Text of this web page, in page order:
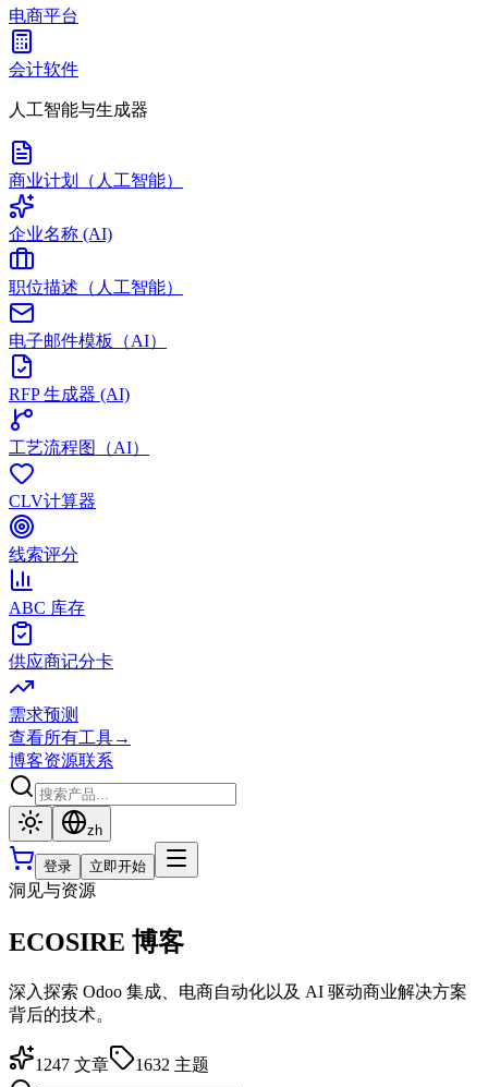
电商平台
会计软件
人工智能与生成器
商业计划（人工智能）
企业名称 (AI)
职位描述（人工智能）
电子邮件模板（AI）
RFP 生成器 (AI)
工艺流程图（AI）
CLV计算器
线索评分
ABC 库存
供应商记分卡
需求预测
查看所有工具→
博客资源联系
zh
登录 立即开始
洞见与资源
ECOSIRE 博客
深入探索 Odoo 集成、电商自动化以及 AI 驱动商业解决方案
背后的技术。
1247 文章 1632 主题